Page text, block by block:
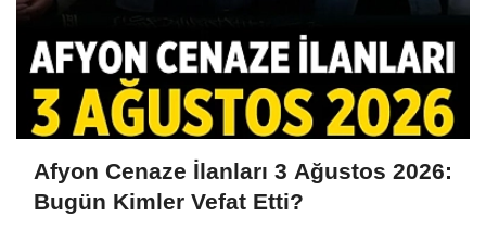
Afyon Cenaze İlanları 3 Ağustos 2026:
Bugün Kimler Vefat Etti?